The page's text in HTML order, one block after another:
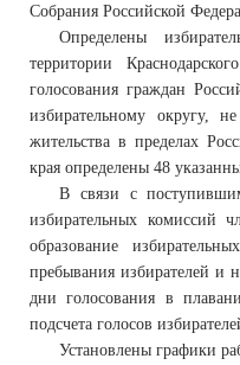
Собрания Российской
Определены
территории
голосования граждан
избирательному округу,
жительства в пределах
края определены 48
В связи с
избирательных комиссий
образование
пребывания избирателей и
дни голосования в
подсчета голосов
Установлены графики